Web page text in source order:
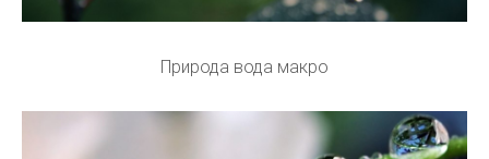
Природа вода макро